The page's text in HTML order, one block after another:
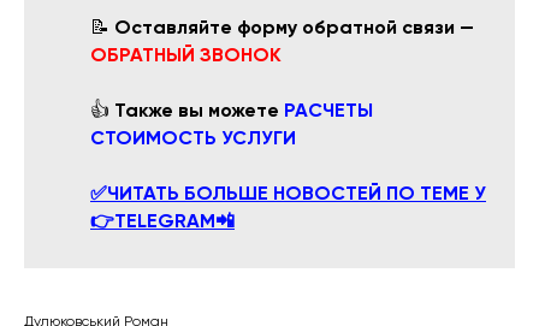
📝 Оставляйте форму обратной связи —
ОБРАТНЫЙ ЗВОНОК
👍 Также вы можете РАСЧЕТЫ
СТОИМОСТЬ УСЛУГИ
✅ЧИТАТЬ БОЛЬШЕ НОВОСТЕЙ ПО ТЕМЕ У
👉TELEGRAM📲
Дулюковський Роман